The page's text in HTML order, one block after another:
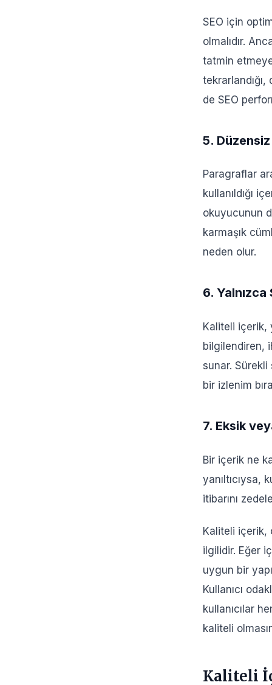
SEO için
olmalıdır.
tatmin
de SEO
5.
Paragraflar
kullanıldığı
okuyucunun
karmaşık
neden olur.
6. Yalnızca
Kaliteli içerik,
bilgilendiren,
sunar. Sürekli
bir izlenim
7. Eksik
Bir içerik ne
yanıltıcıysa,
itibarını
Kaliteli içerik,
ilgilidir. Eğer
uygun bir
Kullanıcı
kullanıcılar
kaliteli
Kaliteli